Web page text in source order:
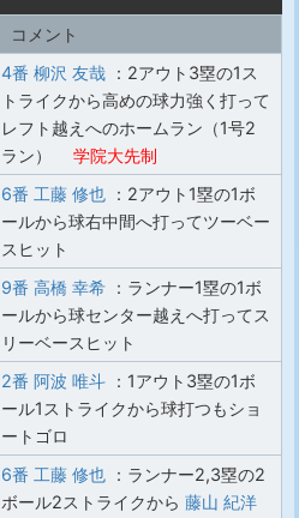
コメント
4番 柳沢 友哉 ：2アウト3塁の1ス
トライクから高めの球力強く打って
レフト越えへのホームラン（1号2
ラン）
学院大先制
6番 工藤 修也 ：2アウト1塁の1ボ
ールから球右中間へ打ってツーベー
スヒット
9番 高橋 幸希 ：ランナー1塁の1ボ
ールから球センター越えへ打ってス
リーベースヒット
2番 阿波 唯斗 ：1アウト3塁の1ボ
ール1ストライクから球打つもショ
ートゴロ
6番 工藤 修也 ：ランナー2,3塁の2
ボール2ストライクから 藤山 紀洋